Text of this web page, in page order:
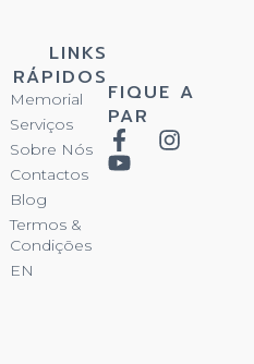
LINKS
RÁPIDOS
Memorial
Serviços
Sobre Nós
Contactos
Blog
Termos &
Condições
EN
FIQUE A
PAR